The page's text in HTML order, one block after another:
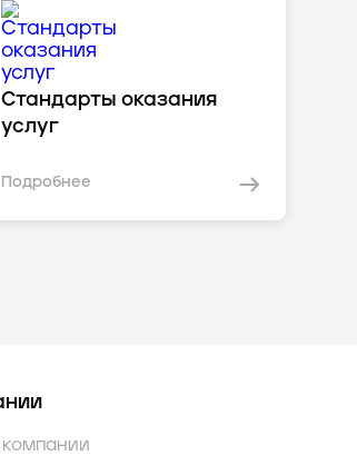
Стандарты оказания
услуг
Подробнее